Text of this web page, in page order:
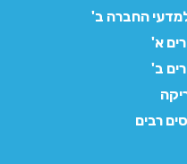
החברה ב'
א'
ב'
רבים